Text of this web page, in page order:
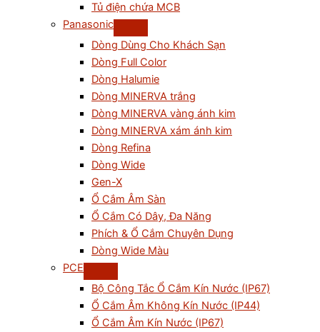
Tủ điện chứa MCB
Panasonic
Dòng Dùng Cho Khách Sạn
Dòng Full Color
Dòng Halumie
Dòng MINERVA trắng
Dòng MINERVA vàng ánh kim
Dòng MINERVA xám ánh kim
Dòng Refina
Dòng Wide
Gen-X
Ổ Cắm Âm Sàn
Ổ Cắm Có Dây, Đa Năng
Phích & Ổ Cắm Chuyên Dụng
Dòng Wide Màu
PCE
Bộ Công Tắc Ổ Cắm Kín Nước (IP67)
Ổ Cắm Âm Không Kín Nước (IP44)
Ổ Cắm Âm Kín Nước (IP67)